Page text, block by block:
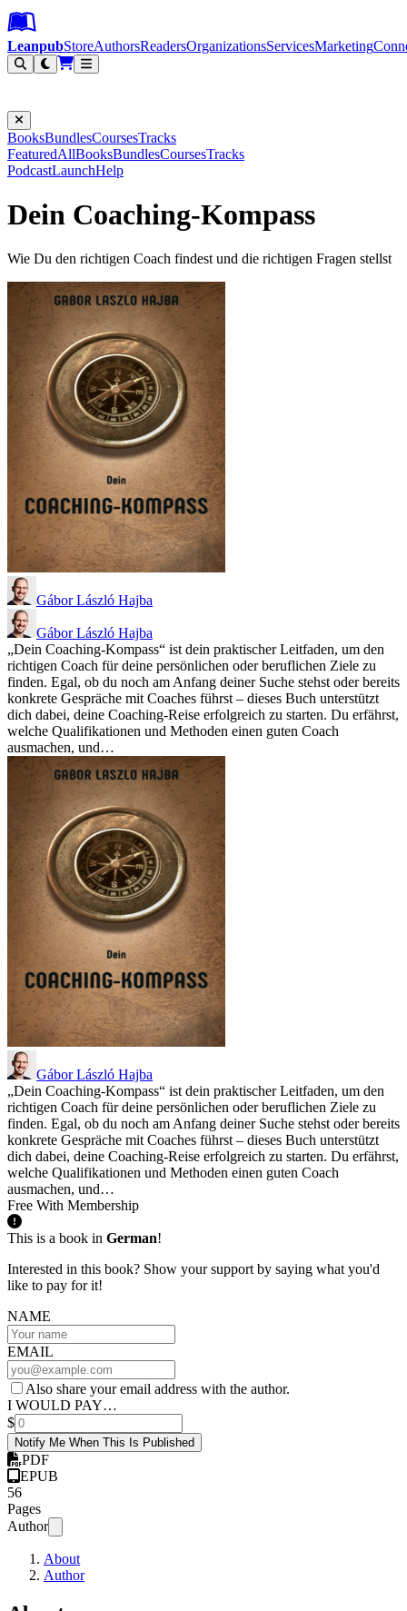
Leanpub Header
Leanpub Navigation
Skip to main content
Go to Leanpub.com
LeanpubStoreAuthorsReadersOrganizationsServicesMarketing
BooksBundlesCoursesTracks
FeaturedAllBooksBundlesCoursesTracks
PodcastLaunchHelp
Dein Coaching-Kompass
Wie Du den richtigen Coach findest und die richtigen Fragen stellst
Gábor László Hajba
Gábor László Hajba
„Dein Coaching-Kompass“ ist dein praktischer Leitfaden, um den
richtigen Coach für deine persönlichen oder beruflichen Ziele zu
finden. Egal, ob du noch am Anfang deiner Suche stehst oder bereits
konkrete Gespräche mit Coaches führst – dieses Buch unterstützt
dich dabei, deine Coaching-Reise erfolgreich zu starten. Du erfährst,
welche Qualifikationen und Methoden einen guten Coach
ausmachen, und…
Gábor László Hajba
„Dein Coaching-Kompass“ ist dein praktischer Leitfaden, um den
richtigen Coach für deine persönlichen oder beruflichen Ziele zu
finden. Egal, ob du noch am Anfang deiner Suche stehst oder bereits
konkrete Gespräche mit Coaches führst – dieses Buch unterstützt
dich dabei, deine Coaching-Reise erfolgreich zu starten. Du erfährst,
welche Qualifikationen und Methoden einen guten Coach
ausmachen, und…
Free With Membership
This is a book in German!
Interested in this book? Show your support by saying what you'd
like to pay for it!
NAME
EMAIL
Also share your email address with the author.
I WOULD PAY…
$
Notify Me When This Is Published
PDF
EPUB
56
Pages
Author
About
Author